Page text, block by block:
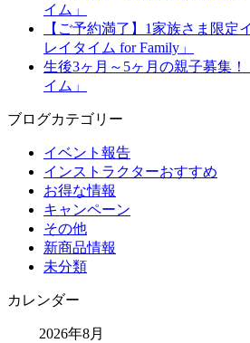
イム」
【ご予約満了】1家族さま限定
レイタイム for Family」
生後3ヶ月～5ヶ月の親子募集
イム」
ブログカテゴリー
イベント報告
インストラクターおすすめ
お得な情報
キャンペーン
その他
新商品情報
未分類
カレンダー
2026年8月